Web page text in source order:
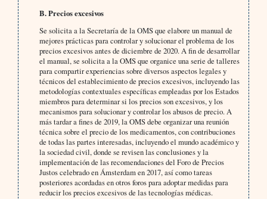
B. Precios excesivos
Se solicita a la Secretaría de la OMS que elabore un manual de
mejores prácticas para controlar y solucionar el problema de los
precios excesivos antes de diciembre de 2020. A fin de desarrollar
el manual, se solicita a la OMS que organice una serie de talleres
para compartir experiencias sobre diversos aspectos legales y
técnicos del establecimiento de precios excesivos, incluyendo las
metodologías contextuales específicas empleadas por los Estados
miembros para determinar si los precios son excesivos, y los
mecanismos para solucionar y controlar los abusos de precio. A
más tardar a fines de 2019, la OMS debe organizar una reunión
técnica sobre el precio de los medicamentos, con contribuciones
de todas las partes interesadas, incluyendo el mundo académico y
la sociedad civil, donde se revisen las conclusiones y la
implementación de las recomendaciones del Foro de Precios
Justos celebrado en Ámsterdam en 2017, así como tareas
posteriores acordadas en otros foros para adoptar medidas para
reducir los precios excesivos de las tecnologías médicas.